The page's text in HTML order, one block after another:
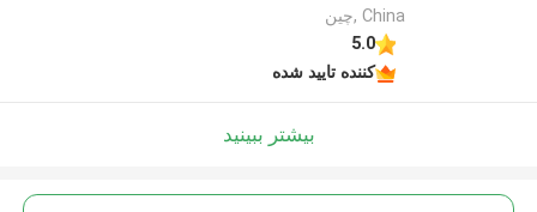
China ,چین
5.0
کننده تایید شده
بیشتر ببینید